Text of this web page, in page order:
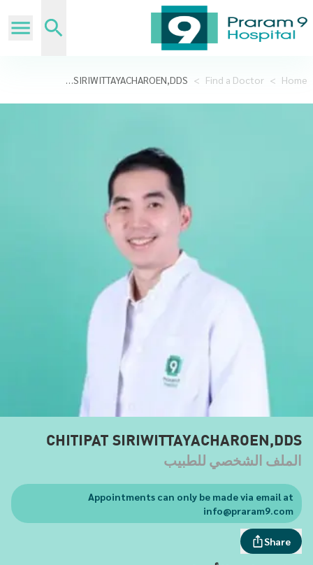
Home
>
Find a Doctor
>
CHITIPAT SIRIWITTAYACHAROEN,DDS
CHITIPAT SIRIWITTAYACHAROEN,DDS
الملف الشخصي للطبيب
Appointments can only be made via email at
info@praram9.com
Share